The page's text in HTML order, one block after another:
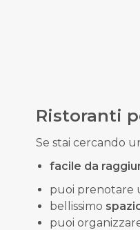
Ristoranti
Se stai cercando
facile da
puoi prenotare
bellissimo
puoi